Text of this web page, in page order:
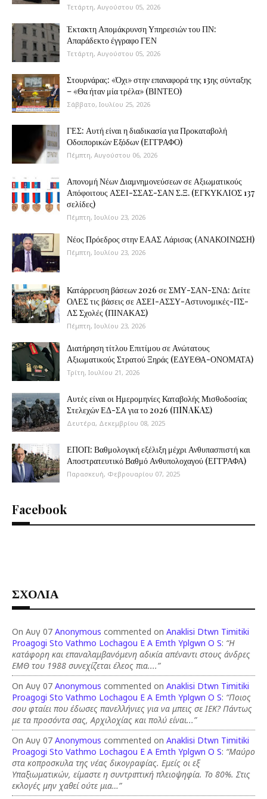
Τετάρτη, Αυγούστου 05, 2026
Έκτακτη Απομάκρυνση Υπηρεσιών του ΠΝ:
Απαράδεκτο έγγραφο ΓΕΝ
Τετάρτη, Αυγούστου 05, 2026
Στουρνάρας: «Όχι» στην επαναφορά της 13ης σύνταξης
– «Θα ήταν μία τρέλα» (ΒΙΝΤΕΟ)
Σάββατο, Ιουλίου 25, 2026
ΓΕΣ: Αυτή είναι η διαδικασία για Προκαταβολή
Οδοιπορικών Εξόδων (ΕΓΓΡΑΦΟ)
Πέμπτη, Αυγούστου 06, 2026
Απονομή Νέων Διαμνημονεύσεων σε Αξιωματικούς
Απόφοιτους ΑΣΕΙ-ΣΣΑΣ-ΣΑΝ Σ.Ξ. (ΕΓΚΥΚΛΙΟΣ 137
σελίδες)
Πέμπτη, Ιουλίου 23, 2026
Νέος Πρόεδρος στην ΕΑΑΣ Λάρισας (ΑΝΑΚΟΙΝΩΣΗ)
Πέμπτη, Ιουλίου 23, 2026
Κατάρρευση βάσεων 2026 σε ΣΜΥ-ΣΑΝ-ΣΝΔ: Δείτε
ΟΛΕΣ τις βάσεις σε ΑΣΕΙ-ΑΣΣΥ-Αστυνομικές-ΠΣ-
ΛΣ Σχολές (ΠΙΝΑΚΑΣ)
Πέμπτη, Ιουλίου 23, 2026
Διατήρηση τίτλου Επιτίμου σε Ανώτατους
Αξιωματικούς Στρατού Ξηράς (ΕΔΥΕΘΑ-ΟΝΟΜΑΤΑ)
Τρίτη, Ιουλίου 21, 2026
Αυτές είναι οι Ημερομηνίες Καταβολής Μισθοδοσίας
Στελεχών ΕΔ-ΣΑ για το 2026 (ΠINAKAΣ)
Δευτέρα, Δεκεμβρίου 08, 2025
ΕΠΟΠ: Βαθμολογική εξέλιξη μέχρι Ανθυπασπιστή και
Αποστρατευτικό Βαθμό Ανθυπολοχαγού (ΕΓΓΡΑΦΑ)
Παρασκευή, Φεβρουαρίου 07, 2025
Facebook
ΣΧΟΛΙΑ
On Αυγ 07 Anonymous commented on Anaklisi Dtwn Timitiki
Proagogi Sto Vathmo Lochagou E A Emth Yplgwn O S: “Η
κατάφορη και επαναλαμβανόμενη αδικία απέναντι στους άνδρες
ΕΜΘ του 1988 συνεχίζεται έλεος πια....”
On Αυγ 07 Anonymous commented on Anaklisi Dtwn Timitiki
Proagogi Sto Vathmo Lochagou E A Emth Yplgwn O S: “Ποιος
σου φταίει που έδωσες πανελλήνιες για να μπεις σε ΙΕΚ? Πάντως
με τα προσόντα σας, Αρχιλοχίας και πολύ είναι...”
On Αυγ 07 Anonymous commented on Anaklisi Dtwn Timitiki
Proagogi Sto Vathmo Lochagou E A Emth Yplgwn O S: “Μαύρο
στα κοπροσκυλα της νέας δικογραφίας. Εμείς οι εξ
Υπαξιωματικών, είμαστε η συντριπτική πλειοψηφία. Το 80%. Στις
εκλογές μην χαθεί ούτε μια…”